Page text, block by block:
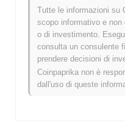
Massimo Storico (ATH):
Minimo Storico (ATL): NaN
Parquet è attualmente
Qual è l'attuale
Parquet?
Tutte le informazioni su
scopo informativo e
o di investimento.
consulta un consulente
prendere decisioni di
Coinpaprika non è
dall'uso di queste